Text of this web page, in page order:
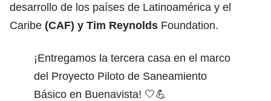
desarrollo de los países de Latinoamérica y el
Caribe (CAF) y Tim Reynolds Foundation.
¡Entregamos la tercera casa en el marco
del Proyecto Piloto de Saneamiento
Básico en Buenavista! 🤍💪